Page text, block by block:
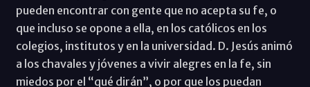
pueden encontrar con gente que no acepta su fe, o
que incluso se opone a ella, en los católicos en los
colegios, institutos y en la universidad. D. Jesús animó
a los chavales y jóvenes a vivir alegres en la fe, sin
miedos por el “qué dirán”, o por que los puedan